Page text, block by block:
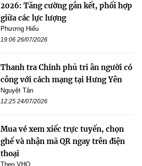
2026: Tăng cường gắn kết, phối hợp
giữa các lực lượng
Phương Hiếu
19:06 26/07/2026
Thanh tra Chính phủ tri ân người có
công với cách mạng tại Hưng Yên
Nguyệt Tân
12:25 24/07/2026
Mua vé xem xiếc trực tuyến, chọn
ghế và nhận mã QR ngay trên điện
thoại
Theo VHO